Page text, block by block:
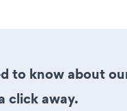
to know about
click away.